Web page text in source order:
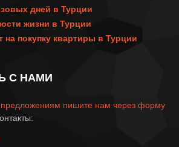
дней в Турции
жизни в Турции
на покупку квартиры в Турции
С НАМИ
пишите нам через форму